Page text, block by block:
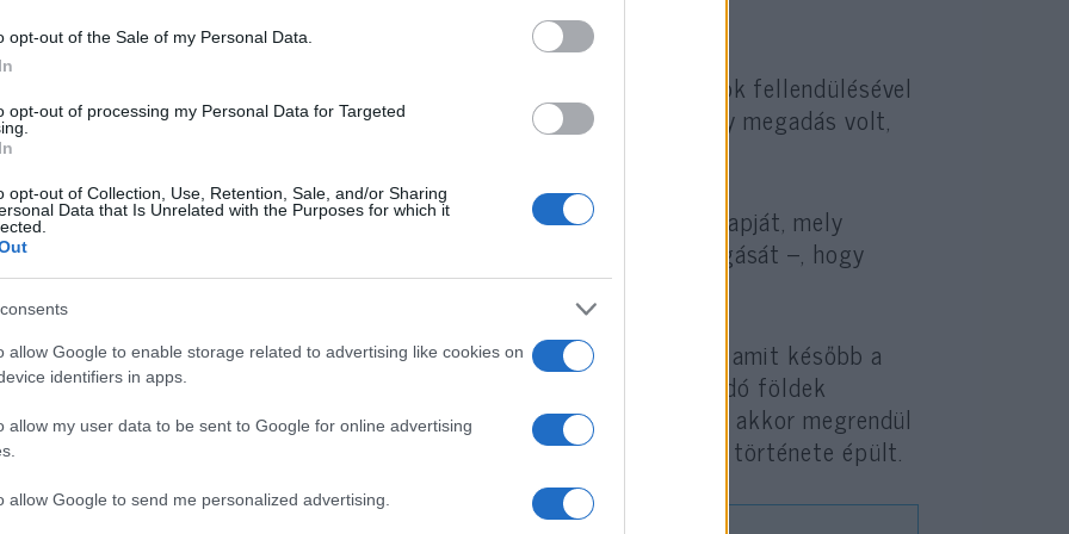
opt-out of the Sale of my Personal Data.
opt-out of processing my Personal Data for Targeted
opt-out of Collection, Use, Retention, Sale, and/or Sharing
Data that Is Unrelated with the Purposes for which it
allow Google to enable storage related to advertising like cookies on
identifiers in apps.
allow my user data to be sent to Google for online advertising
allow Google to send me personalized advertising.
visszaszerzése
állam visszatérésével és a Jeruzsálemben folyó tórai tanulmányok fellendülésével
hozzáállás változni kezdett. A diadalív alatti rituálé nem gyász vagy megadás volt,
a szuverenitás és a narratíva visszavételének aktusa.
Eliezer Ben Sica, a talmudi forrásokból merítette a rituálé alapját, mely
megsemmisítését írja elő — arcuk, fülüket vagy orruk lefaragását –, hogy
őket hatalmuktól.
üzeneteegyértemű: a római császár istenként való tisztelete, amit később a
utódállamai is átvettek a törvényeikbe, alapul szolgált a zsidó földek
Ha ezt az isteni státuszt megkérdőjelezik vagy lerombolják, akkor megrendül
egész jogi és területi alap, amire a zsidók hosszú száműzetésének története épült.